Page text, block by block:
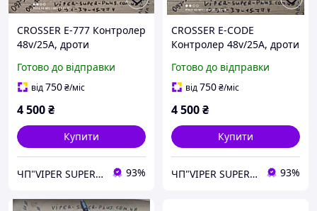
CROSSER E-777 Контролер
48v/25A, дроти
Електровелосипед
Електрофетбайк 20
Готово до відправки
від750₴/міс
4 500₴
Купити
ЧП"VIPER SUPER PLUS" Сільгосптехніка, велосипеди, сільгосптовар. 93%
CROSSER E-CODE
Контролер 48v/25A, дроти
Електровелосипед
Електрофетбайк 20
Готово до відправки
від750₴/міс
4 500₴
Купити
ЧП"VIPER SUPER PLUS" Сільгосптехніка, велосипеди, сільгосптовар. 93%